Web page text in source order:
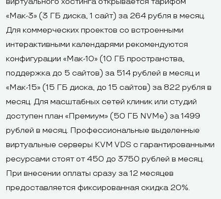
«Мак-3» (3 ГБ диска, 1 сайт) за 264 рубля в месяц.
Для коммерческих проектов со встроенными
интерактивными календарями рекомендуются
конфигурации «Мак-10» (10 ГБ пространства,
поддержка до 5 сайтов) за 514 рублей в месяц и
«Мак-15» (15 ГБ диска, до 15 сайтов) за 822 рубля в
месяц. Для масштабных сетей клиник или студий
доступен план «Премиум» (50 ГБ NVMe) за 1499
рублей в месяц. Профессиональные выделенные
виртуальные серверы KVM VDS с гарантированными
ресурсами стоят от 450 до 3750 рублей в месяц.
При внесении оплаты сразу за 12 месяцев
предоставляется фиксированная скидка 20%.